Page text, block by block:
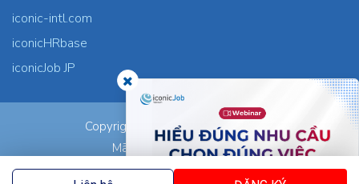
iconic-intl.com
iconicHRbase
iconicJob JP
Copyright © 2026 ICONIC Co., Ltd.
Mã số thuế: 0305745871
Nơi cấp: TP.HCM